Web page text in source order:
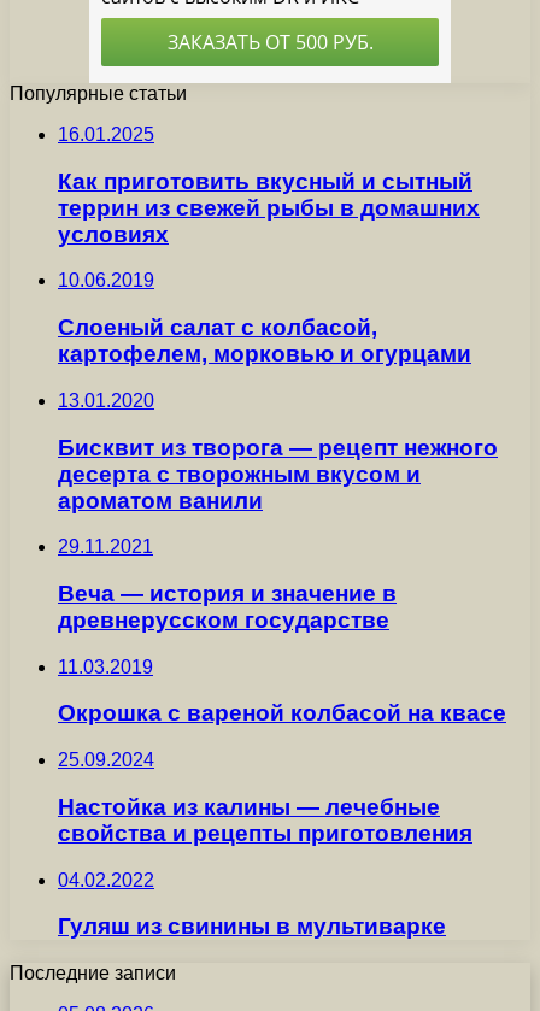
Популярные статьи
16.01.2025
Как приготовить вкусный и сытный
террин из свежей рыбы в домашних
условиях
10.06.2019
Слоеный салат с колбасой,
картофелем, морковью и огурцами
13.01.2020
Бисквит из творога — рецепт нежного
десерта с творожным вкусом и
ароматом ванили
29.11.2021
Веча — история и значение в
древнерусском государстве
11.03.2019
Окрошка с вареной колбасой на квасе
25.09.2024
Настойка из калины — лечебные
свойства и рецепты приготовления
04.02.2022
Гуляш из свинины в мультиварке
Последние записи